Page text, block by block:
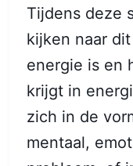
Tijdens deze
kijken naar
energie is en
krijgt in
zich in de
mentaal,